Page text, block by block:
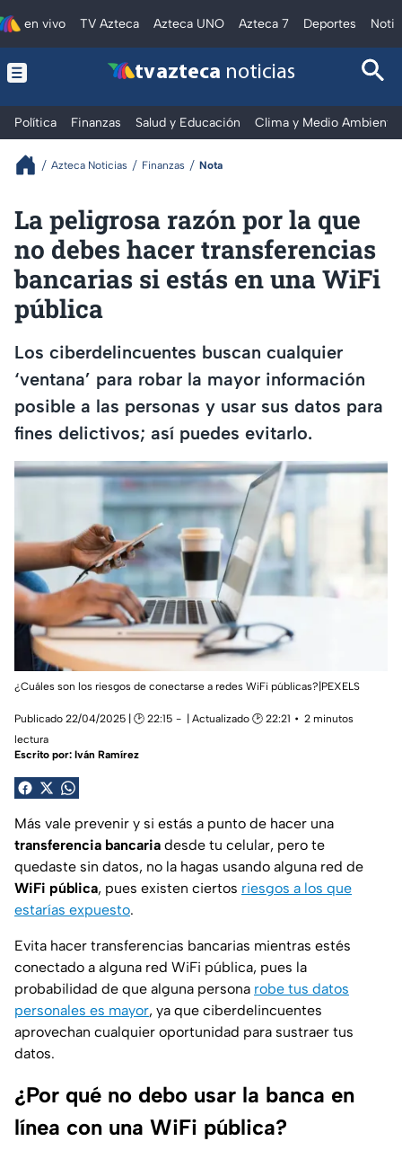
en vivo TV Azteca Azteca UNO Azteca 7 Deportes
tv azteca noticias
Política Finanzas Salud y Educación Clima y Medio Ambiente
Azteca Noticias Finanzas Nota
La peligrosa razón por la que
no debes hacer transferencias
bancarias si estás en una WiFi
pública
Los ciberdelincuentes buscan cualquier
‘ventana’ para robar la mayor información
posible a las personas y usar sus datos para
fines delictivos; así puedes evitarlo.
¿Cuáles son los riesgos de conectarse a redes WiFi públicas?|PEXELS
Publicado 22/04/2025 | 🕑 22:15 | Actualizado 🕑 22:21
2 minutos
lectura
Escrito por: Iván Ramírez
Más vale prevenir y si estás a punto de hacer una
transferencia bancaria desde tu celular, pero te
quedaste sin datos, no la hagas usando alguna red de
WiFi pública, pues existen ciertos riesgos a los que
estarías expuesto.
Evita hacer transferencias bancarias mientras estés
conectado a alguna red WiFi pública, pues la
probabilidad de que alguna persona robe tus datos
personales es mayor, ya que ciberdelincuentes
aprovechan cualquier oportunidad para sustraer tus
datos.
¿Por qué no debo usar la banca en
línea con una WiFi pública?